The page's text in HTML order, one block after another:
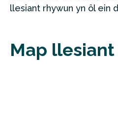
llesiant rhywun yn ôl ein
Map